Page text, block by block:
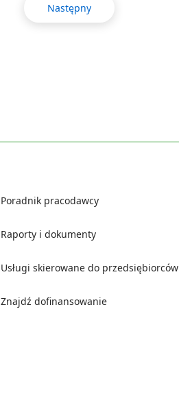
Następny
Poradnik pracodawcy
Raporty i dokumenty
Usługi skierowane do przedsiębiorców
Znajdź dofinansowanie